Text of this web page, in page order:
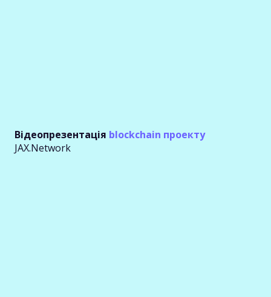
Відеопрезентація blockchain проекту
JAX.Network